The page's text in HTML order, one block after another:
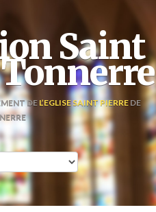
Saint
DE L’EGLISE SAINT PIERRE DE